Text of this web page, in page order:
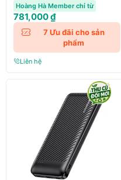
Hoàng Hà Member chỉ từ
781,000 ₫
7 Ưu đãi cho sản
phẩm
Liên hệ